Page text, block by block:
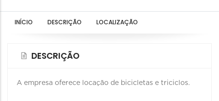
INÍCIO DESCRIÇÃO LOCALIZAÇÃO
DESCRIÇÃO
A empresa oferece locação de bicicletas e triciclos.